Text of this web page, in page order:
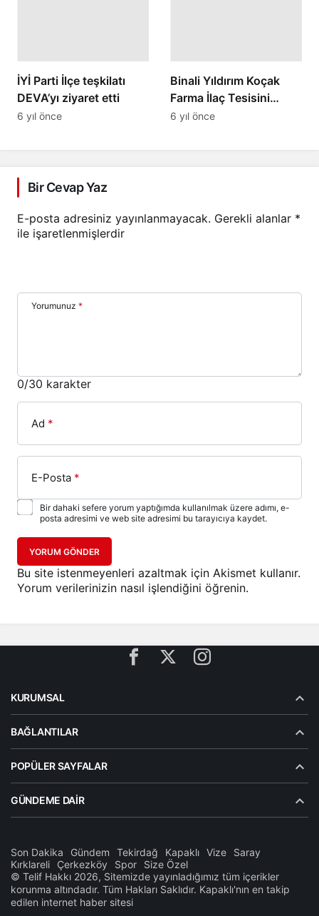
İYİ Parti İlçe teşkilatı
DEVA’yı ziyaret etti
6 yıl önce
Binali Yıldırım Koçak
Farma İlaç Tesisini
ziyaret etti.
6 yıl önce
Bir Cevap Yaz
E-posta adresiniz yayınlanmayacak. Gerekli alanlar *
ile işaretlenmişlerdir
Yorumunuz *
0/30 karakter
Ad *
E-Posta *
Bir dahaki sefere yorum yaptığımda kullanılmak üzere adımı, e-
posta adresimi ve web site adresimi bu tarayıcıya kaydet.
YORUM GÖNDER
Bu site istenmeyenleri azaltmak için Akismet kullanır.
Yorum verilerinizin nasıl işlendiğini öğrenin.
KURUMSAL
BAĞLANTILAR
POPÜLER SAYFALAR
GÜNDEME DAIR
Son Dakika Gündem Tekirdağ Kapaklı Vize
Saray
Kırklareli
Çerkezköy Spor
Size Özel
© Telif Hakkı 2026, Sitemizde yayınladığımız tüm içerikler
korunma altındadır. Tüm Hakları Saklıdır. Kapaklı'nın en takip
edilen internet haber sitesi